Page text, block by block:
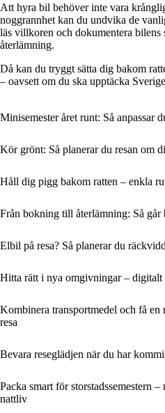
Att hyra bil behöver inte vara
noggrannhet kan du undvika de
läs villkoren och dokumentera
återlämning.
Då kan du tryggt sätta dig bakom
– oavsett om du ska upptäcka
Minisemester året runt: Så anpassar
Kör grönt: Så planerar du resan om
Håll dig pigg bakom ratten – enkla
Från bokning till återlämning: Så
Elbil på resa? Så planerar du
Hitta rätt i nya omgivningar – digitalt
Kombinera transportmedel och få
resa
Bevara reseglädjen när du har
Packa smart för storstadssemestern
nattliv